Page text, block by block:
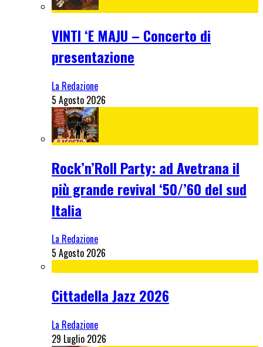
VINTI ‘E MAJU – Concerto di
presentazione
La Redazione
5 Agosto 2026
Rock’n’Roll Party: ad Avetrana il
più grande revival ‘50/’60 del sud
Italia
La Redazione
5 Agosto 2026
Cittadella Jazz 2026
La Redazione
29 Luglio 2026